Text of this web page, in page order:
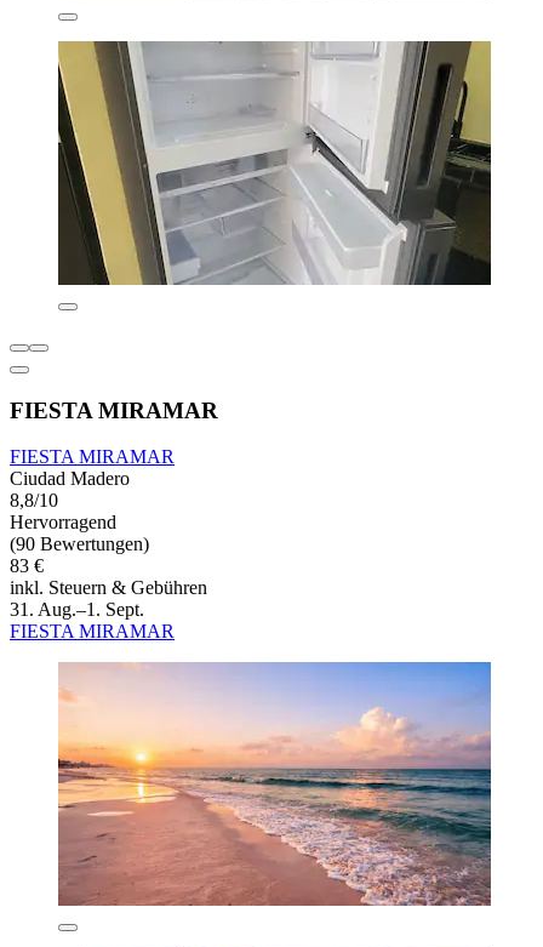
FIESTA MIRAMAR
FIESTA MIRAMAR
Ciudad Madero
8,8/10
Hervorragend
(90 Bewertungen)
83 €
inkl. Steuern & Gebühren
31. Aug.–1. Sept.
FIESTA MIRAMAR